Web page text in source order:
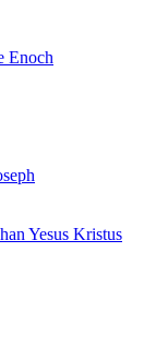
Enoch
Yesus Kristus